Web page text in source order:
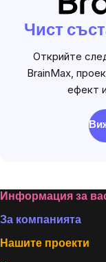
Чист
Открийте
BrainMax,
ефект
Footer
Информация за
За компанията
Нашите проекти